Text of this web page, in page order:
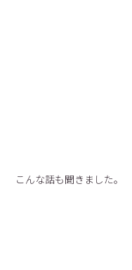
こんな話も聞きました。